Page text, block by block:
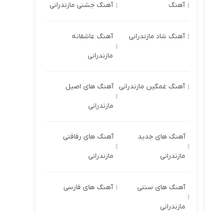
آهنگ آهنگ جشنی مازندرانی
آهنگ شاد مازندرانی آهنگ عاشقانه
مازندرانی
آهنگ غمگین مازندرانی آهنگ های اصیل
مازندرانی
آهنگ های جدید
مازندرانی
آهنگ های رفاقتی
مازندرانی
آهنگ های سنتی
مازندرانی
آهنگ های فارسی